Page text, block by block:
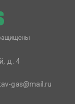
д. 4
gas@mail.ru​